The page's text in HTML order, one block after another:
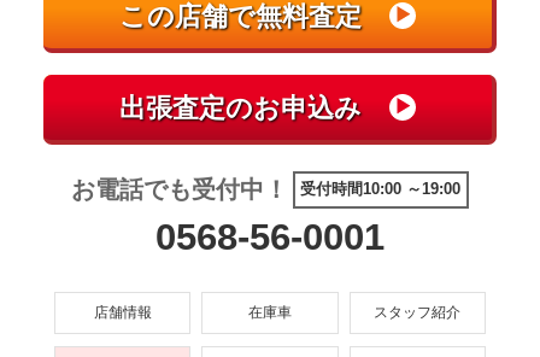
お電話でも受付中！ 受付時間10:00 ～19:00
0568-56-0001
店舗情報 在庫車 スタッフ紹介